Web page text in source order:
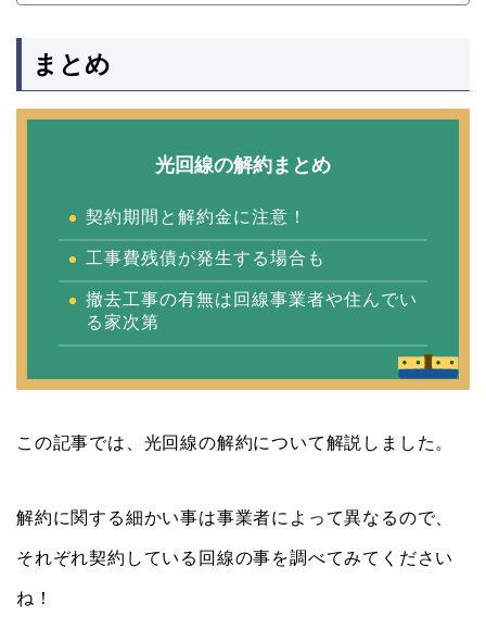
まとめ
光回線の解約まとめ
契約期間と解約金に注意！
工事費残債が発生する場合も
撤去工事の有無は回線事業者や住んでい
る家次第
この記事では、光回線の解約について解説しました。
解約に関する細かい事は事業者によって異なるので、
それぞれ契約している回線の事を調べてみてください
ね！